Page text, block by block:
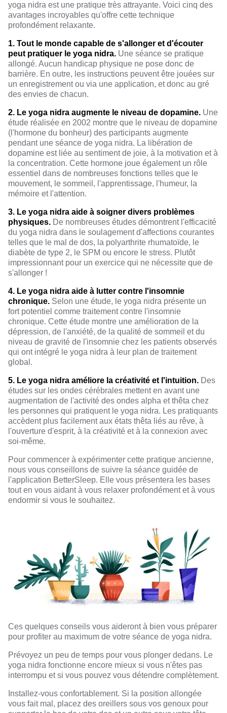
yoga nidra est une pratique très attrayante. Voici cinq des
avantages incroyables qu'offre cette technique
profondément relaxante.
1. Tout le monde capable de s'allonger et d'écouter
peut pratiquer le yoga nidra. Une séance se pratique
allongé. Aucun handicap physique ne pose donc de
barrière. En outre, les instructions peuvent être jouées sur
un enregistrement ou via une application, et donc au gré
des envies de chacun.
2. Le yoga nidra augmente le niveau de dopamine. Une
étude réalisée en 2002 montre que le niveau de dopamine
(l'hormone du bonheur) des participants augmente
pendant une séance de yoga nidra. La libération de
dopamine est liée au sentiment de joie, à la motivation et à
la concentration. Cette hormone joue également un rôle
essentiel dans de nombreuses fonctions telles que le
mouvement, le sommeil, l'apprentissage, l'humeur, la
mémoire et l'attention.
3. Le yoga nidra aide à soigner divers problèmes
physiques. De nombreuses études démontrent l'efficacité
du yoga nidra dans le soulagement d'affections courantes
telles que le mal de dos, la polyarthrite rhumatoïde, le
diabète de type 2, le SPM ou encore le stress. Plutôt
impressionnant pour un exercice qui ne nécessite que de
s'allonger !
4. Le yoga nidra aide à lutter contre l'insomnie
chronique. Selon une étude, le yoga nidra présente un
fort potentiel comme traitement contre l'insomnie
chronique. Cette étude montre une amélioration de la
dépression, de l'anxiété, de la qualité de sommeil et du
niveau de gravité de l'insomnie chez les patients observés
qui ont intégré le yoga nidra à leur plan de traitement
global.
5. Le yoga nidra améliore la créativité et l'intuition. Des
études sur les ondes cérébrales mettent en avant une
augmentation de l'activité des ondes alpha et thêta chez
les personnes qui pratiquent le yoga nidra. Les pratiquants
accèdent plus facilement aux états thêta liés au rêve, à
l'ouverture d'esprit, à la créativité et à la connexion avec
soi-même.
Pour commencer à expérimenter cette pratique ancienne,
nous vous conseillons de suivre la séance guidée de
l'application BetterSleep. Elle vous présentera les bases
tout en vous aidant à vous relaxer profondément et à vous
endormir si vous le souhaitez.
Ces quelques conseils vous aideront à bien vous préparer
pour profiter au maximum de votre séance de yoga nidra.
Prévoyez un peu de temps pour vous plonger dedans. Le
yoga nidra fonctionne encore mieux si vous n'êtes pas
interrompu et si vous pouvez vous détendre complètement.
Installez-vous confortablement. Si la position allongée
vous fait mal, placez des oreillers sous vos genoux pour